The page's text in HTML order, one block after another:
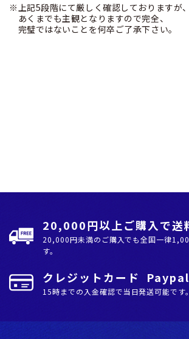
※上記5段階にて厳しく確認しておりますが、
あくまでも主観となりますので完全、
完璧ではないことを何卒ご了承下さい。
20,000円以上ご購入で送
20,000円未満のご購入でも全国⼀律
す。
クレジットカード
15時までの入金確認で当日発送可能です。